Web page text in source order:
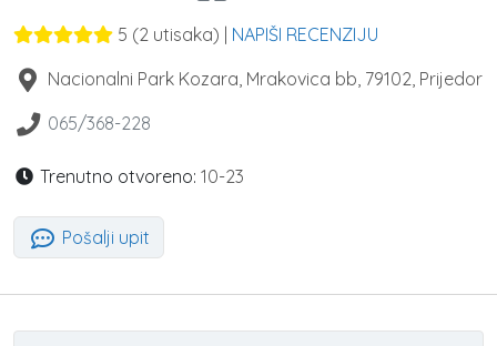
5 (2 utisaka) | NAPIŠI RECENZIJU
Nacionalni Park Kozara, Mrakovica bb 79102 Prijedor
065/368-228
Trenutno otvoreno: 10-23
Pošalji upit